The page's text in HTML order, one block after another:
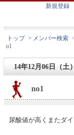
新規登録
トップ > メンバー検索
o1
14年12月06日（土）
no1
尿酸値が高くまたダ